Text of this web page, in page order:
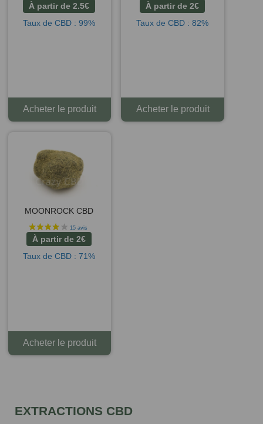
À partir de 2.5€
Taux de CBD : 99%
Acheter le produit
À partir de 2€
Taux de CBD : 82%
Acheter le produit
MOONROCK CBD
À partir de 2€
Taux de CBD : 71%
Acheter le produit
EXTRACTIONS CBD